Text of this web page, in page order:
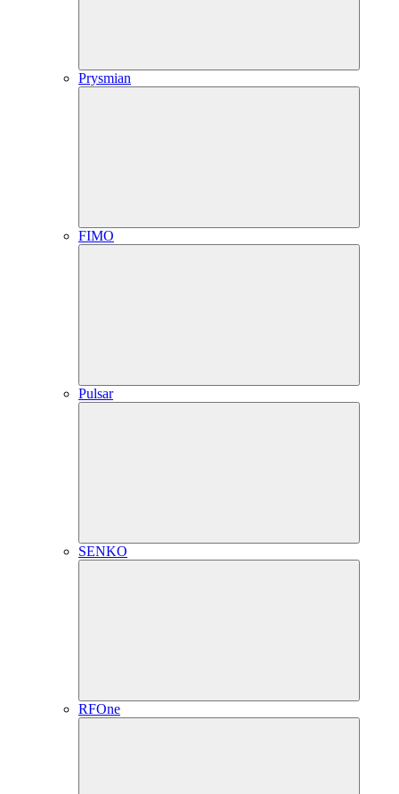
Prysmian
FIMO
Pulsar
SENKO
RFOne